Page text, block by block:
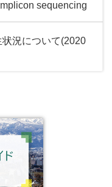
sequencing
況について(2020